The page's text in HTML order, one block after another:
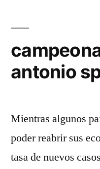
antonio
Mientras algunos
poder reabrir sus
tasa de nuevos